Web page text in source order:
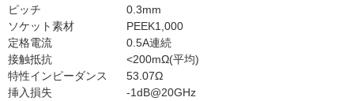
ピッチ
0.3mm
ソケット素材
PEEK1,000
定格電流
0.5A連続
接触抵抗
<200mΩ(平均)
特性インピーダンス
53.07Ω
挿入損失
-1dB@20GHz